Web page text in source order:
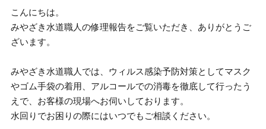
こんにちは。
みやざき水道職人の修理報告をご覧いただき、ありがとうご
ざいます。
みやざき水道職人では、ウィルス感染予防対策としてマスク
やゴム手袋の着用、アルコールでの消毒を徹底して行ったう
えで、お客様の現場へお伺いしております。
水回りでお困りの際にはいつでもご相談ください。